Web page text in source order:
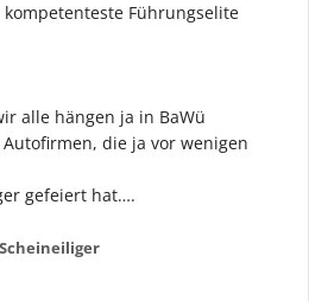
Führungselite
alle hängen ja in BaWü
die ja vor wenigen
gefeiert hat….